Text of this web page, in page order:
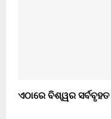
ଏଠାରେ ବିଶ୍ୱର